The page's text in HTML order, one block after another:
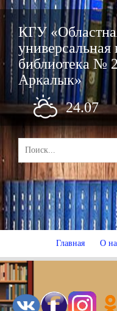
КГУ
универсальная
библиотека №
Аркалык»
24.07
Главная О